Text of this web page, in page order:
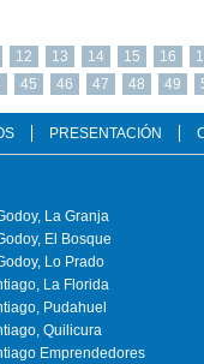
12 13 14 15 16
45 46 47 48 49
PRESENTACIÓN
La Granja
El Bosque
Lo Prado
La Florida
Pudahuel
Quilicura
Emprendedores